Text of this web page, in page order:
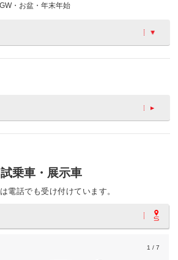
・お盆・年末年始
試乗車・展示車
電話でも受け付けています。
1 / 7